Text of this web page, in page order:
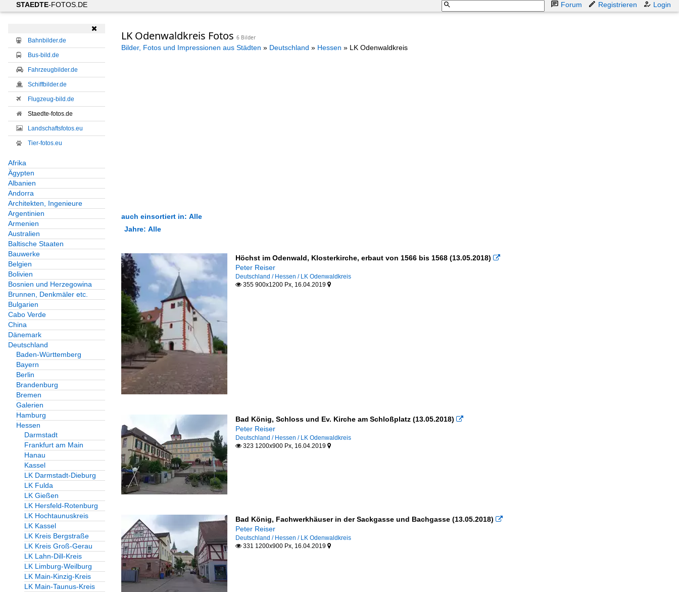
STAEDTE-FOTOS.DE Forum Registrieren Login

Bahnbilder.de
Bus-bild.de
Fahrzeugbilder.de
Schiffbilder.de
Flugzeug-bild.de
Staedte-fotos.de
Landschaftsfotos.eu
Tier-fotos.eu
Afrika
Ägypten
Albanien
Andorra
Architekten, Ingenieure
Argentinien
Armenien
Australien
Baltische Staaten
Bauwerke
Belgien
Bolivien
Bosnien und Herzegowina
Brunnen, Denkmäler etc.
Bulgarien
Cabo Verde
China
Dänemark
Deutschland
Baden-Württemberg
Bayern
Berlin
Brandenburg
Bremen
Galerien
Hamburg
Hessen
Darmstadt
Frankfurt am Main
Hanau
Kassel
LK Darmstadt-Dieburg
LK Fulda
LK Gießen
LK Hersfeld-Rotenburg
LK Hochtaunuskreis
LK Kassel
LK Kreis Bergstraße
LK Kreis Groß-Gerau
LK Lahn-Dill-Kreis
LK Limburg-Weilburg
LK Main-Kinzig-Kreis
LK Main-Taunus-Kreis
LK Odenwaldkreis Fotos 6 Bilder
Bilder, Fotos und Impressionen aus Städten » Deutschland » Hessen » LK Odenwaldkreis
auch einsortiert in: Alle
Jahre: Alle
Alle Jahre
2000
2010
2018
Höchst im Odenwald, Klosterkirche, erbaut von 1566 bis 1568 (13.05.2018) 
Peter Reiser
Deutschland / Hessen / LK Odenwaldkreis
355 900x1200 Px, 16.04.2019 
Bad König, Schloss und Ev. Kirche am Schloßplatz (13.05.2018) 
Peter Reiser
Deutschland / Hessen / LK Odenwaldkreis
323 1200x900 Px, 16.04.2019 
Bad König, Fachwerkhäuser in der Sackgasse und Bachgasse (13.05.2018) 
Peter Reiser
Deutschland / Hessen / LK Odenwaldkreis
331 1200x900 Px, 16.04.2019 